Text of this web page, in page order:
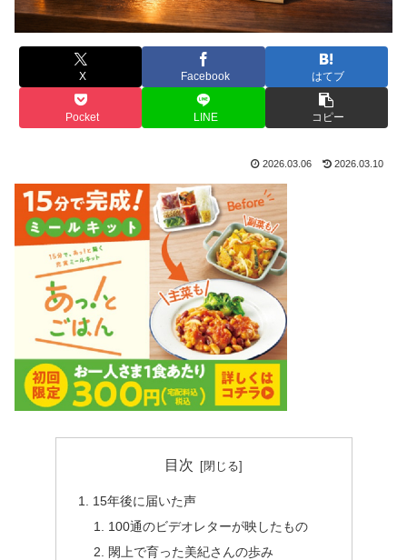
X Facebook はてブ
Pocket LINE コピー
2026.03.06 2026.03.10
目次
15年後に届いた声
100通のビデオレターが映したもの
閖上で育った美紀さんの歩み